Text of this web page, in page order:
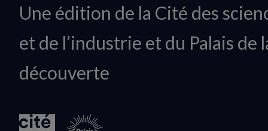
Animation
logo
Une édition de la Cité des
et de l’industrie et du Palais de
découverte